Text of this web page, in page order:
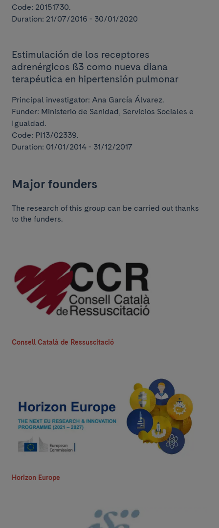
Code: 20151730.
Duration: 21/07/2016 - 30/01/2020
Estimulación de los receptores
adrenérgicos ß3 como nueva diana
terapéutica en hipertensión pulmonar
Principal investigator: Ana García Álvarez.
Funder: Ministerio de Sanidad, Servicios Sociales e
Igualdad.
Code: PI13/02339.
Duration: 01/01/2014 - 31/12/2017
Major founders
The research of this group can be carried out thanks
to the funders.
Consell Català de Ressuscitació
Horizon Europe